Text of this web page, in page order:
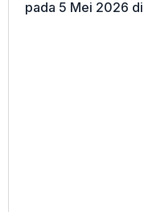
pada 5 Mei 2026